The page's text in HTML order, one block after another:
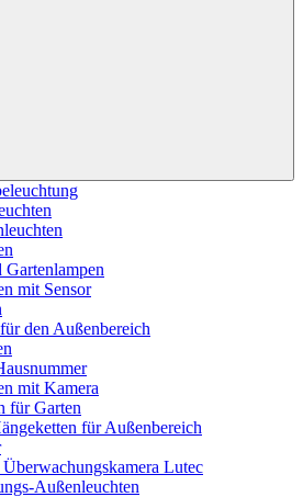
mit Sensor
den Außenbereich
mit Kamera
für Garten
für Außenbereich
Lutec
Außenleuchten